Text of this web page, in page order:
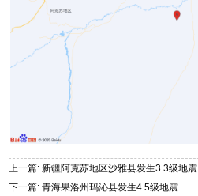
上一篇: 新疆阿克苏地区沙雅县发生3.3级地震
下一篇: 青海果洛州玛沁县发生4.5级地震